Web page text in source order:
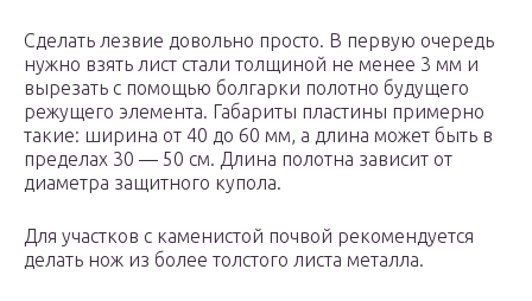
Сделать лезвие довольно просто. В первую очередь
нужно взять лист стали толщиной не менее 3 мм и
вырезать с помощью болгарки полотно будущего
режущего элемента. Габариты пластины примерно
такие: ширина от 40 до 60 мм, а длина может быть в
пределах 30 — 50 см. Длина полотна зависит от
диаметра защитного купола.
Для участков с каменистой почвой рекомендуется
делать нож из более толстого листа металла.